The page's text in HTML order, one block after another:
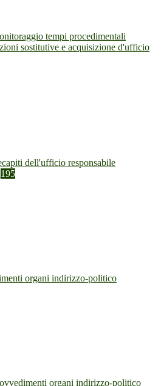
tempi procedimentali
sostitutive e acquisizione d'ufficio
dell'ufficio responsabile
195
organi indirizzo-politico
organi indirizzo-politico